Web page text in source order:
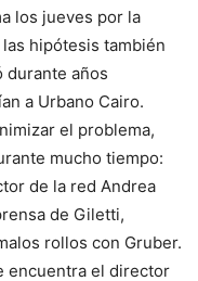
los jueves por la
hipótesis también
durante años
a Urbano Cairo.
el problema,
mucho tiempo:
de la red Andrea
de Giletti,
rollos con Gruber.
encuentra el director